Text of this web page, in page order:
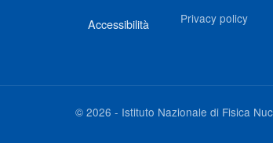
Accessibilità Privacy policy
© 2026 - Istituto Nazionale di Fisica